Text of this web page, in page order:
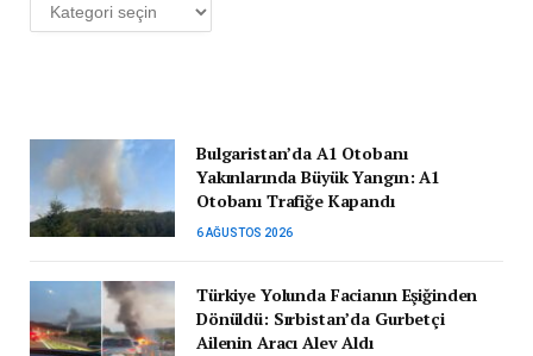
Bulgaristan’da A1 Otobanı
Yakınlarında Büyük Yangın: A1
Otobanı Trafiğe Kapandı
6 AĞUSTOS 2026
Türkiye Yolunda Facianın Eşiğinden
Dönüldü: Sırbistan’da Gurbetçi
Ailenin Aracı Alev Aldı